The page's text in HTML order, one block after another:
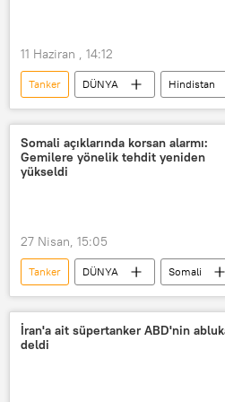
11 Haziran , 14:12
Tanker DÜNYA
Hindistan
ABD
Somali açıklarında korsan alarmı:
Gemilere yönelik tehdit yeniden
yükseldi
27 Nisan, 15:05
Tanker DÜNYA
Somali
Korsan
Somalili korsanlar
Gemi
İran'a ait süpertanker ABD'nin
deldi